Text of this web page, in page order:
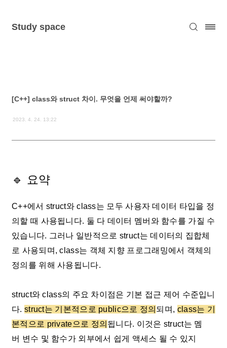
Study space
[C++] class와 struct 차이. 무엇을 언제 써야할까?
2023. 4. 24. 13:22
🔹 요약
C++에서 struct와 class는 모두 사용자 데이터 타입을 정
의할 때 사용됩니다. 둘 다 데이터 멤버와 함수를 가질 수
있습니다. 그러나 일반적으로 struct는 데이터의 집합체
로 사용되며, class는 객체 지향 프로그래밍에서 객체의
정의를 위해 사용됩니다.
struct와 class의 주요 차이점은 기본 접근 제어 수준입니
다. struct는 기본적으로 public으로 정의 되며, class는 기
본적으로 private으로 정의 됩니다. 이것은 struct는 멤
버 변수 및 함수가 외부에서 쉽게 액세스 될 수 있지